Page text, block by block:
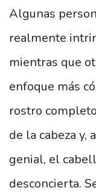
Algunas
realmente
mientras que
enfoque más
rostro
de la cabeza y,
genial, el
desconcierta.